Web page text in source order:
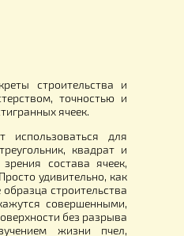
Крышка на Сублиматор 220 V
490.00 грн.